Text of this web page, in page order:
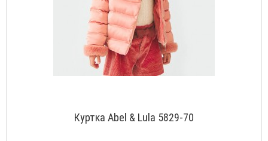
Куртка Abel & Lula 5829-70